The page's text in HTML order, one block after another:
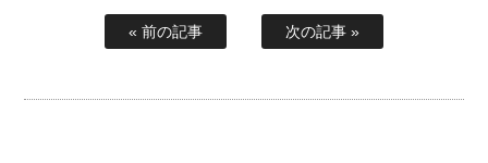
« 前の記事 次の記事 »